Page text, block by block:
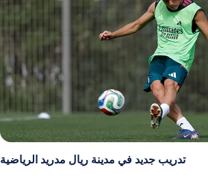
تدريب جديد في مدينة ريال مدريد الرياضية